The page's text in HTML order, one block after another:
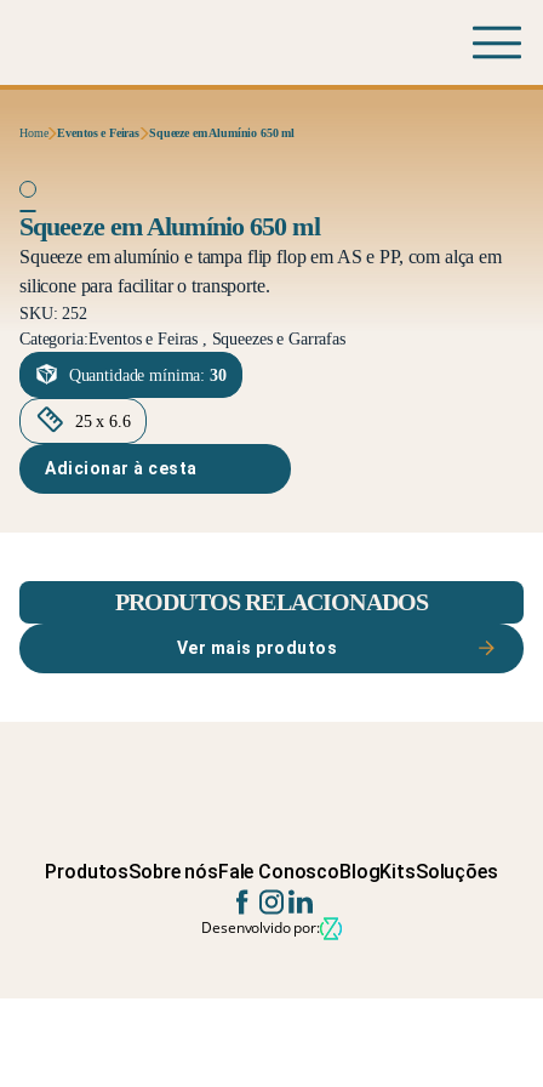
Home Eventos e Feiras Squeeze em Alumínio 650 ml
Squeeze em Alumínio 650 ml
Squeeze em alumínio e tampa flip flop em AS e PP, com alça em
silicone para facilitar o transporte.
SKU: 252
Categoria:Eventos e Feiras , Squeezes e Garrafas
Quantidade mínima: 30
25 x 6.6
Adicionar à cesta
PRODUTOS RELACIONADOS
Ver mais produtos
ProdutosSobre nósFale ConoscoBlogKitsSoluções
Desenvolvido por: